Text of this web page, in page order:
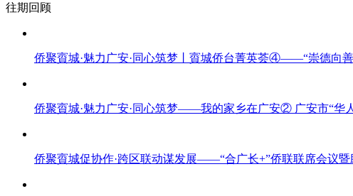
往期回顾
侨聚賨城·魅力广安·同心筑梦丨賨城侨台菁英荟④——“崇德向
侨聚賨城·魅力广安·同心筑梦——我的家乡在广安② 广安市“华
侨聚賨城促协作·跨区联动谋发展——“合广长+”侨联联席会议